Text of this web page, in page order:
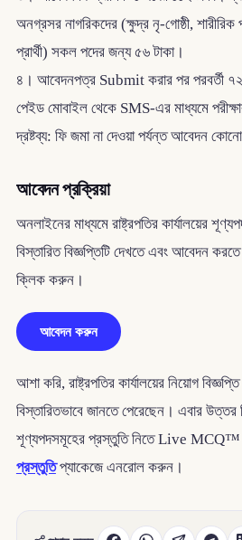
অনগ্রসর নাগরিকদের (ক্ষুদ্র নৃ-গোষ্ঠী, শারীরিক
প্রার্থী) সকল পদের জন্য ৫৬ টাকা।
৪। আবেদনপত্র Submit করার পর পরবর্তী
পেইড মোবাইল থেকে SMS-এর মাধ্যমে
দ্রষ্টব্য: ফি জমা না দেওয়া পর্যন্ত আবেদন
আবেদন প্রক্রিয়া
অনলাইনের মাধ্যমে রাষ্ট্রপতির কার্যালয়ের
বিস্তারিত বিজ্ঞপ্তিটি দেখতে এবং আবেদন করতে
ক্লিক করুন।
আবেদন করুন
আশা করি, রাষ্ট্রপতির কার্যালয়ের নিয়োগ
বিস্তারিতভাবে জানতে পেরেছেন। এবার উত্তর
শূণ্যপদসমূহের প্রস্তুতি নিতে Live MCQ™
প্রস্তুতিপ্যাকেজে এনরোল করুন।